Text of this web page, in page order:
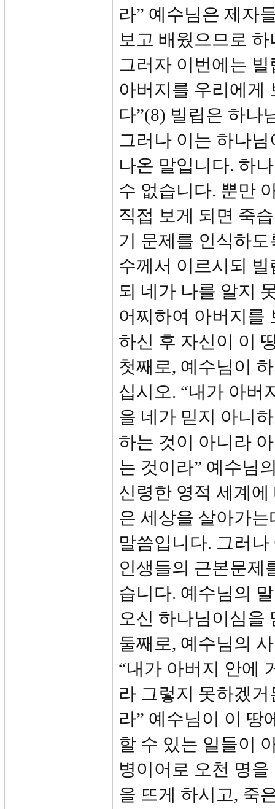
라” 예수님은 제자
보고 배웠으므로
그러자 이번에는
아버지를 우리에게
다”(8) 빌립은 하나
그러나 이는 하나
나온 말입니다. 하
수 없습니다. 뿐만
직접 보게 되면 죽
기 문제를 인식하
수께서 이르시되
되 네가 나를 알지
어찌하여 아버지를
하신 후 자신이 이
첫째로, 예수님이
십시오. “내가 아버
을 네가 믿지 아니
하는 것이 아니라
는 것이라” 예수님
신령한 영적 세계
은 세상을 살아가
말씀입니다. 그러
인생들의 근본문제
습니다. 예수님의
오신 하나님이심을
둘째로, 예수님의
“내가 아버지 안에
라 그렇지 못하겠
라” 예수님이 이 땅
할 수 있는 일들이
병이어로 오천 명
을 뜨게 하시고, 죽